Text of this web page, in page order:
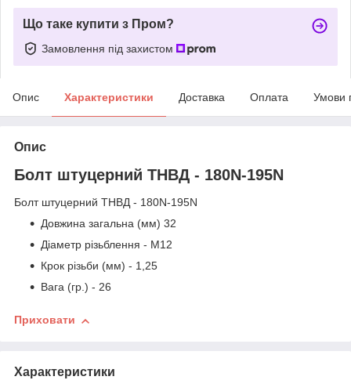
Що таке купити з Пром?
Замовлення під захистом
Опис Характеристики Доставка Оплата Умови
Опис
Болт штуцерний ТНВД - 180N-195N
Болт штуцерний ТНВД - 180N-195N
Довжина загальна (мм) 32
Діаметр різьблення - М12
Крок різьби (мм) - 1,25
Вага (гр.) - 26
Приховати
Характеристики